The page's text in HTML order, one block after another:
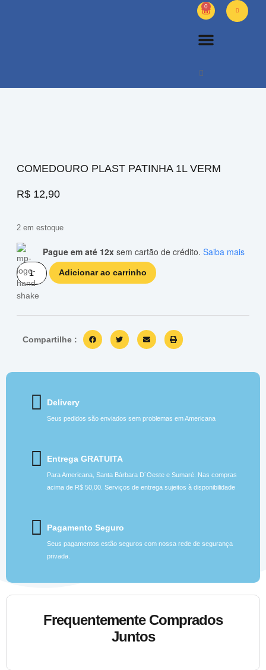
0
COMEDOURO PLAST PATINHA 1L VERM
R$ 12,90
2 em estoque
Pague em até 12x sem cartão de crédito. Saiba mais
Adicionar ao carrinho
Compartilhe :
Delivery
Seus pedidos são enviados sem problemas em Americana
Entrega GRATUITA
Para Americana, Santa Bárbara D´Oeste e Sumaré. Nas compras
acima de R$ 50,00. Serviços de entrega sujeitos à disponibilidade
Pagamento Seguro
Seus pagamentos estão seguros com nossa rede de segurança
privada.
Frequentemente Comprados
Juntos